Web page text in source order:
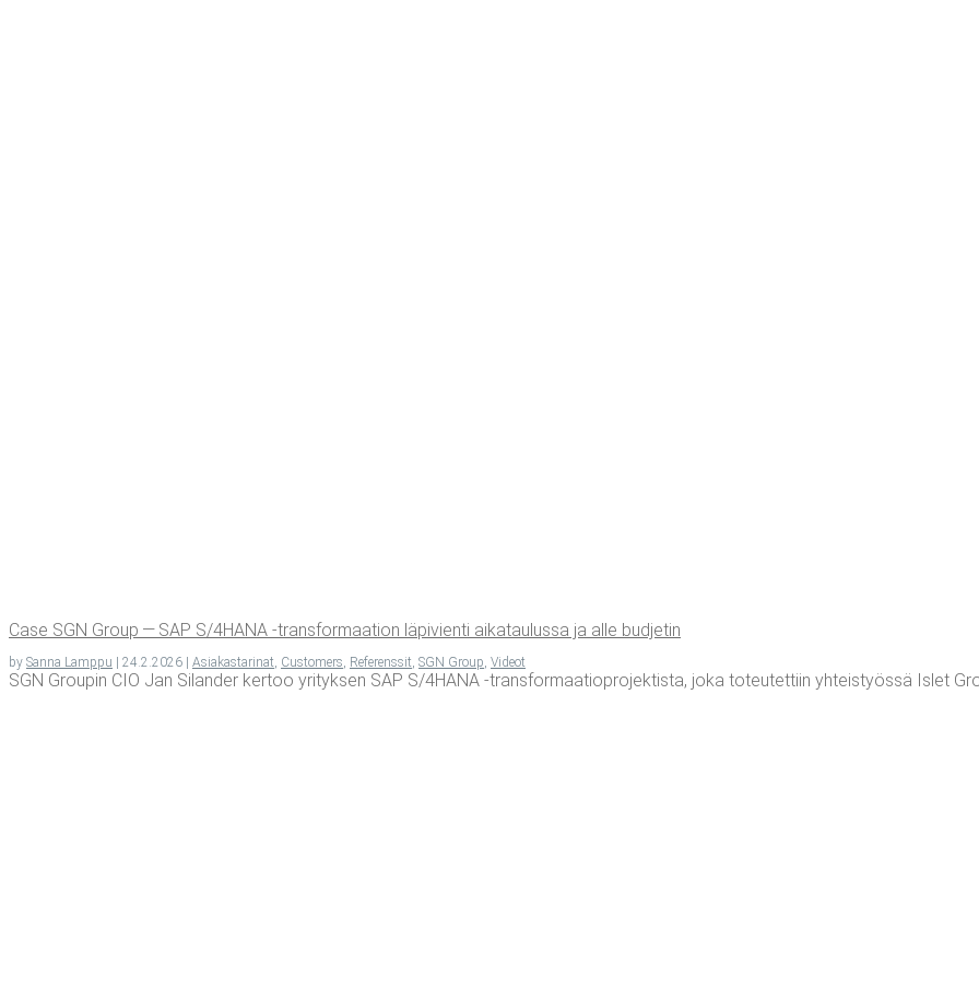
Case SGN Group — SAP S/4HANA ‑trans­for­maa­tion läpi­vien­ti aika­tau­lus­sa ja alle budjetin
by Sanna Lamppu 24.2.2026 Asiakastarinat, Customers, Referenssit, SGN Group, Videot
SGN Grou­pin CIO Jan Silan­der ker­too yri­tyk­sen SAP S/4HANA ‑trans­for­maa­tio­pro­jek­tis­ta, joka toteu­tet­tiin yhteis­työs­sä Islet